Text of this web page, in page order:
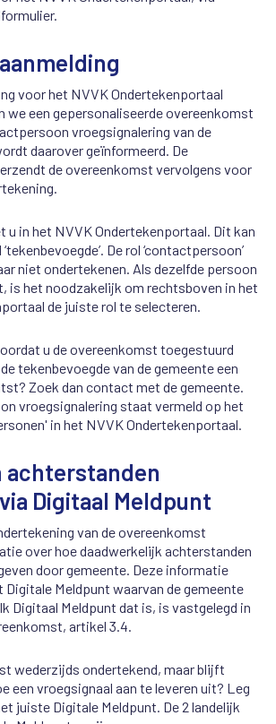
voor het NVVK Ondertekenportaal
een gepersonaliseerde overeenkomst
vroegsignalering van de
daarover geïnformeerd. De
de overeenkomst vervolgens voor
u in het NVVK Ondertekenportaal. Dit kan
De rol ‘contactpersoon’
niet ondertekenen. Als dezelfde persoon
is het noodzakelijk om rechtsboven in het
de juiste rol te selecteren.
u de overeenkomst toegestuurd
tekenbevoegde van de gemeente een
Zoek dan contact met de gemeente.
vroegsignalering staat vermeld op het
in het NVVK Ondertekenportaal.
achterstanden
Digitaal Meldpunt
van de overeenkomst
over hoe daadwerkelijk achterstanden
door gemeente. Deze informatie
Digitale Meldpunt waarvan de gemeente
Digitaal Meldpunt dat is, is vastgelegd in
artikel 3.4.
wederzijds ondertekend, maar blijft
een vroegsignaal aan te leveren uit? Leg
juiste Digitale Meldpunt. De 2 landelijk